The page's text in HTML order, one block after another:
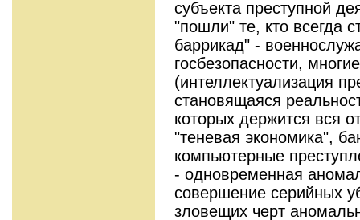
субъекта преступной
"пошли" те, кто всегда
баррикад" -
госбезопасности,
(интеллектуализация
становящаяся
которых держится вся
"теневая экономика",
компьютерные
- одновременная
совершение серийных
зловещих черт